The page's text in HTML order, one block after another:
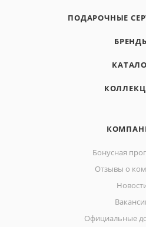
ПОДАРОЧНЫЕ
Бонусная
Отзывы о
Официальные